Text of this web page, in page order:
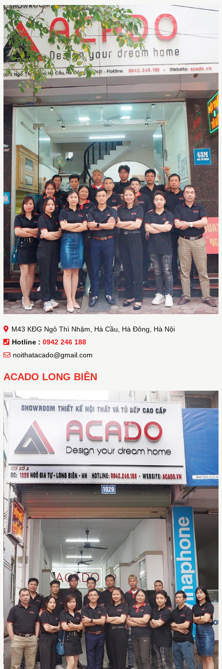
M43 KĐG Ngô Thì Nhậm, Hà Cầu, Hà Đông, Hà Nội
Hotline : 0942 246 188
noithatacado@gmail.com
ACADO LONG BIÊN